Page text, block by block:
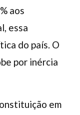
aos
essa
do país. O
por inércia
em